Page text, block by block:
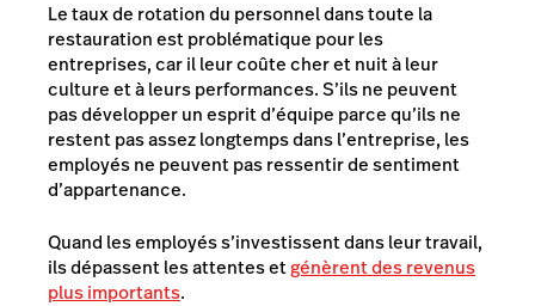
Le taux de rotation du personnel dans toute la
restauration est problématique pour les
entreprises, car il leur coûte cher et nuit à leur
culture et à leurs performances. S’ils ne peuvent
pas développer un esprit d’équipe parce qu’ils ne
restent pas assez longtemps dans l’entreprise, les
employés ne peuvent pas ressentir de sentiment
d’appartenance.
Quand les employés s’investissent dans leur travail,
ils dépassent les attentes etgénèrent des revenus
plus importants.